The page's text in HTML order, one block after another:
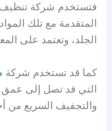
فتستخدم شركة تنظيف
المتقدمة مع تلك
الجلد، وتعتمد على
كما قد تستخدم شركة
التي قد تصل إلى عمق
والتجفيف السريع من